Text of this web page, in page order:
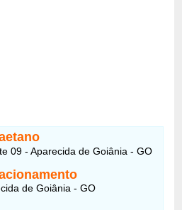
09 - Aparecida de Goiânia - GO
de Goiânia - GO